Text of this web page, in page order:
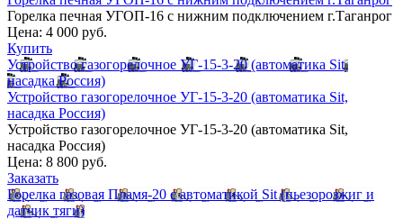
Горелка печная УГОП-16 с нижним подключением г.Таганрог
Цена: 4 000 руб.
Купить
Устройство газогорелочное УГ-15-3-20 (автоматика Sit,
насадка Россия)
Устройство газогорелочное УГ-15-3-20 (автоматика Sit,
насадка Россия)
Устройство газогорелочное УГ-15-3-20 (автоматика Sit,
насадка Россия)
Цена: 8 800 руб.
Заказать
Горелка газовая Пламя-20 с автоматикой Sit (пьезорозжиг и
датчик тяги)